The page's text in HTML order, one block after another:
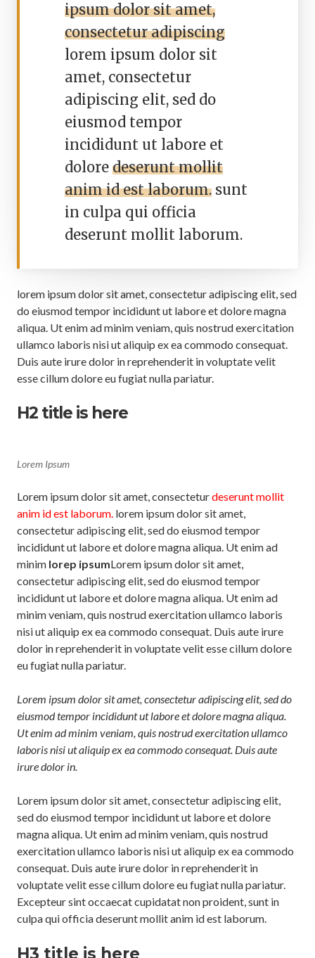
ipsum dolor sit amet,
consectetur adipiscing
lorem ipsum dolor sit
amet, consectetur
adipiscing elit, sed do
eiusmod tempor
incididunt ut labore et
dolore deserunt mollit
anim id est laborum. sunt
in culpa qui officia
deserunt mollit laborum.
lorem ipsum dolor sit amet, consectetur adipiscing elit, sed
do eiusmod tempor incididunt ut labore et dolore magna
aliqua. Ut enim ad minim veniam, quis nostrud exercitation
ullamco laboris nisi ut aliquip ex ea commodo consequat.
Duis aute irure dolor in reprehenderit in voluptate velit
esse cillum dolore eu fugiat nulla pariatur.
H2 title is here
Lorem Ipsum
Lorem ipsum dolor sit amet, consecteturdeserunt mollit
anim id est laborum. lorem ipsum dolor sit amet,
consectetur adipiscing elit, sed do eiusmod tempor
incididunt ut labore et dolore magna aliqua. Ut enim ad
minim lorep ipsumLorem ipsum dolor sit amet,
consectetur adipiscing elit, sed do eiusmod tempor
incididunt ut labore et dolore magna aliqua. Ut enim ad
minim veniam, quis nostrud exercitation ullamco laboris
nisi ut aliquip ex ea commodo consequat. Duis aute irure
dolor in reprehenderit in voluptate velit esse cillum dolore
eu fugiat nulla pariatur.
Lorem ipsum dolor sit amet, consectetur adipiscing elit, sed do
eiusmod tempor incididunt ut labore et dolore magna aliqua.
Ut enim ad minim veniam, quis nostrud exercitation ullamco
laboris nisi ut aliquip ex ea commodo consequat. Duis aute
irure dolor in.
Lorem ipsum dolor sit amet, consectetur adipiscing elit,
sed do eiusmod tempor incididunt ut labore et dolore
magna aliqua. Ut enim ad minim veniam, quis nostrud
exercitation ullamco laboris nisi ut aliquip ex ea commodo
consequat. Duis aute irure dolor in reprehenderit in
voluptate velit esse cillum dolore eu fugiat nulla pariatur.
Excepteur sint occaecat cupidatat non proident, sunt in
culpa qui officia deserunt mollit anim id est laborum.
H3 title is here